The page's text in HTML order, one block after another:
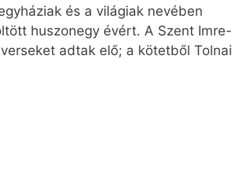
és a világiak nevében
huszonegy évért. A Szent Imre-
adtak elő; a kötetből Tolnai